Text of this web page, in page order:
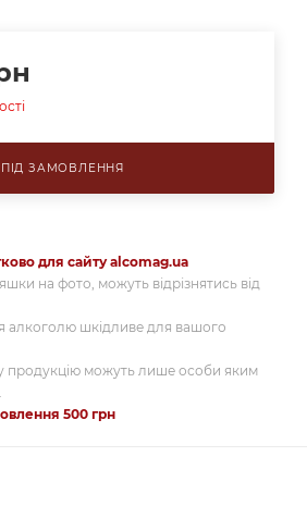
ПІД ЗАМОВЛЕННЯ
для сайту alcomag.ua
на фото, можуть відрізнятись від
алкоголю шкідливе для вашого
продукцію можуть лише особи яким
500 грн